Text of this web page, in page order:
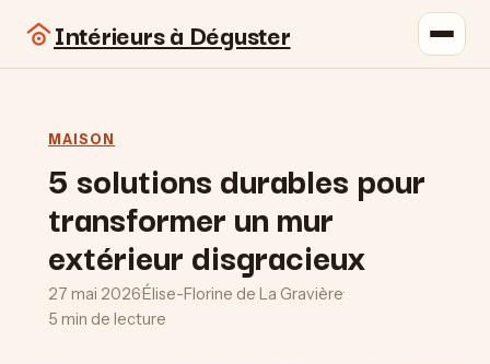
Intérieurs à Déguster
MAISON
5 solutions durables pour
transformer un mur
extérieur disgracieux
27 mai 2026·Élise-Florine de La Gravière·
5 min de lecture